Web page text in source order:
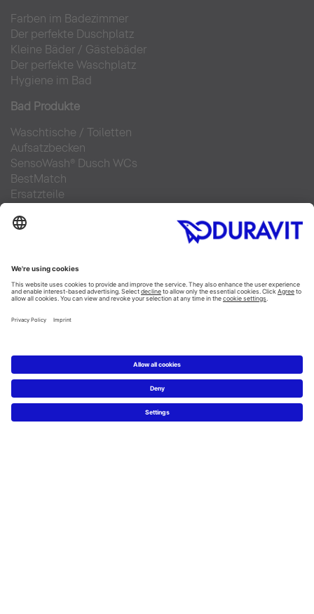
Farben im Badezimmer
Der perfekte Duschplatz
Kleine Bäder / Gästebäder
Der perfekte Waschplatz
Hygiene im Bad
Bad Produkte
Waschtische / Toiletten
Aufsatzbecken
SensoWash® Dusch WCs
BestMatch
Ersatzteile
Bad Planung
6 Schritte zu Ihrem Traumbad
Badausstellung finden
Service
Presse
Nachhaltigkeit
FAQs